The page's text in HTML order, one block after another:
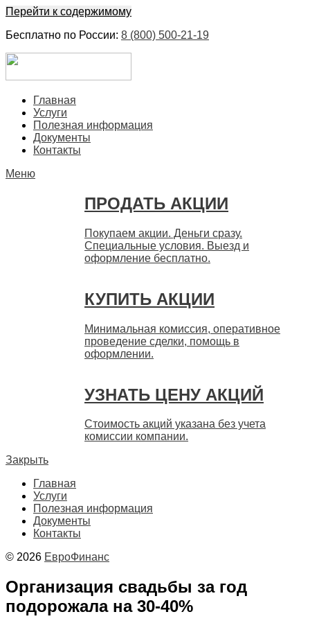
Перейти к содержимому
Бесплатно по России: 8 (800) 500-21-19
БыстроГлавная
Услуги
Полезная информация
Документы
Контакты
Меню
ПРОДАТЬ АКЦИИ
Покупаем акции. Деньги сразу.
Специальные условия. Выезд и
оформление бесплатно.
КУПИТЬ АКЦИИ
Минимальная комиссия, оперативное
проведение сделки, помощь в
оформлении.
УЗНАТЬ ЦЕНУ АКЦИЙ
Стоимость акций указана без учета
комиссии компании.
Закрыть
Главная
Услуги
Полезная информация
Документы
Контакты
© 2026 ЕвроФинанс
Организация свадьбы за год
подорожала на 30-40%